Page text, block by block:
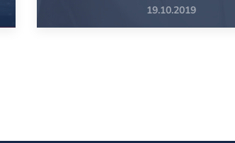
19.10.2019